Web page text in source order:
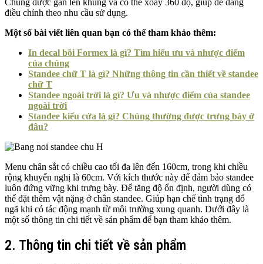
điều chỉnh theo nhu cầu sử dụng.
Một số bài viết liên quan bạn có thể tham khảo thêm:
In decal bồi Formex là gì? Tìm hiểu ưu và nhược điểm
của chúng
Standee chữ T là gì? Những thông tin cần thiết về standee
chữ T
Standee ngoài trời là gì? Ưu và nhược điểm của standee
ngoài trời
Standee kiểu cửa là gì? Chúng thường được trưng bày ở
đâu?
Menu chân sắt có chiều cao tối đa lên đến 160cm, trong khi chiều
rộng khuyến nghị là 60cm. Với kích thước này để đảm bảo standee
luôn đứng vững khi trưng bày. Để tăng độ ổn định, người dùng có
thể đặt thêm vật nặng ở chân standee. Giúp hạn chế tình trạng đổ
ngã khi có tác động mạnh từ môi trường xung quanh. Dưới đây là
một số thông tin chi tiết về sản phẩm để bạn tham khảo thêm.
2. Thông tin chi tiết về sản phẩm